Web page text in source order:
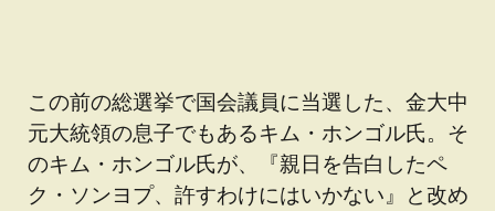
この前の総選挙で国会議員に当選した、金大中
元大統領の息子でもあるキム・ホンゴル氏。そ
のキム・ホンゴル氏が、『親日を告白したペ
ク・ソンヨプ、許すわけにはいかない』と改め